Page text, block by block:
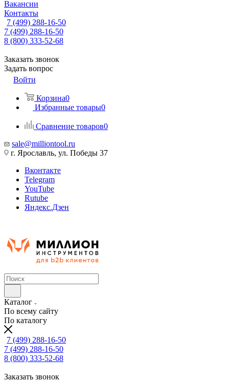
Вакансии
Контакты
7 (499) 288-16-50
7 (499) 288-16-50
8 (800) 333-52-68
Заказать звонок
Задать вопрос
Войти
Корзина0
Избранные товары0
Сравнение товаров0
sale@milliontool.ru
г. Ярославль, ул. Победы 37
Вконтакте
Telegram
YouTube
Rutube
Яндекс.Дзен
Каталог
По всему сайту
По каталогу
7 (499) 288-16-50
7 (499) 288-16-50
8 (800) 333-52-68
Заказать звонок